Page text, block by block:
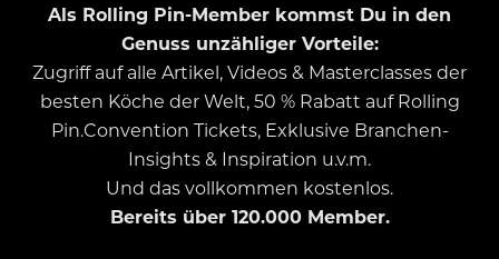
Als Rolling Pin-Member kommst Du in den
Genuss unzähliger Vorteile:
Zugriff auf alle Artikel, Videos & Masterclasses der
besten Köche der Welt, 50 % Rabatt auf Rolling
Pin.Convention Tickets, Exklusive Branchen-
Insights & Inspiration u.v.m.
Und das vollkommen kostenlos.
Bereits über 120.000 Member.